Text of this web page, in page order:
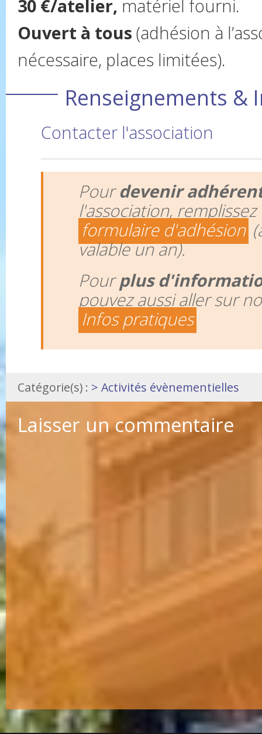
30 €/atelier, matériel fourni.
Ouvert à tous (adhésion à
nécessaire, places limitées).
Renseignements &
Contacter l'association
Pourdevenir
l'association, remplissez
formulaire d'adhésion
valable un an).
Pourplus
pouvez aussi aller sur
Infos pratiques
Catégorie(s) : > Activités évènementielles
Laisser un commentaire